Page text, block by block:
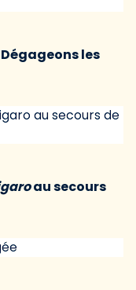
les
au secours